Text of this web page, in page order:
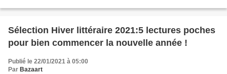
Sélection Hiver littéraire 2021:5 lectures poches
pour bien commencer la nouvelle année !
Publié le 22/01/2021 à 05:00
Par Bazaart